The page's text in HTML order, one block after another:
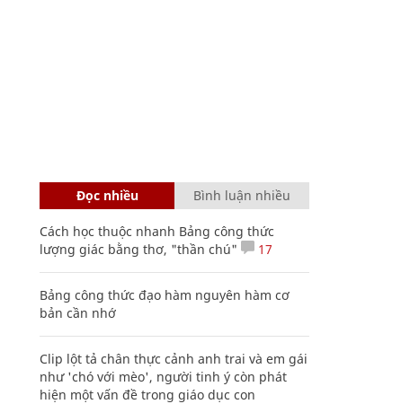
Đọc nhiều Bình luận nhiều
Cách học thuộc nhanh Bảng công thức
lượng giác bằng thơ, "thần chú"
17
Bảng công thức đạo hàm nguyên hàm cơ
bản cần nhớ
Clip lột tả chân thực cảnh anh trai và em gái
như 'chó với mèo', người tinh ý còn phát
hiện một vấn đề trong giáo dục con